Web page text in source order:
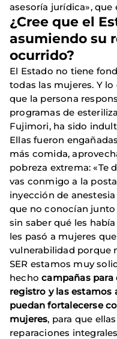
asesoría jurídica», que
¿Cree que el
asumiendo su
ocurrido?
El Estado no tiene
todas las mujeres. Y
que la persona
programas de
Fujimori, ha sido
Ellas fueron
más comida,
pobreza extrema: «Te
vas conmigo a la
inyección de
que no conocían
sin saber qué les había
les pasó a mujeres
vulnerabilidad porque
SER estamos muy
hechocampañas para
registro y las estamos
puedan fortalecerse
mujeres, para que
reparaciones